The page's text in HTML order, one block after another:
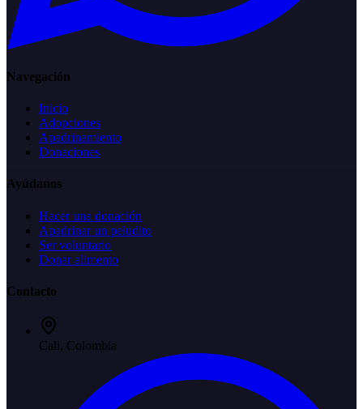
Navegación
Inicio
Adopciones
Apadrinamiento
Donaciones
Ayúdanos
Hacer una donación
Apadrinar un peludito
Ser voluntario
Donar alimento
Contacto
Cali, Colombia